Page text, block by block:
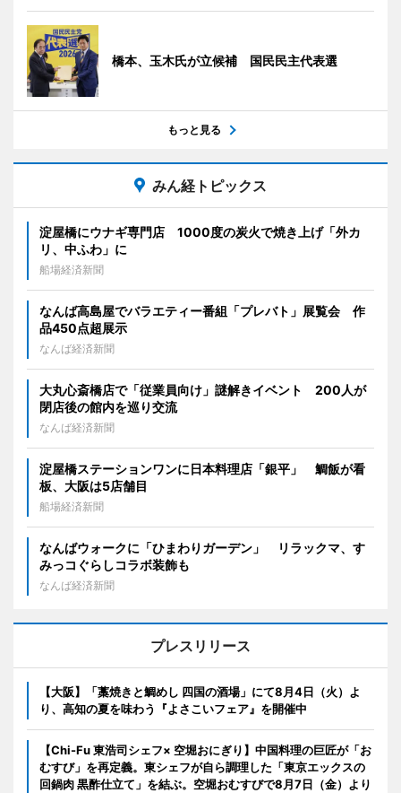
橋本、玉木氏が立候補 国民民主代表選
もっと見る
みん経トピックス
淀屋橋にウナギ専門店 1000度の炭火で焼き上げ「外カ
リ、中ふわ」に
船場経済新聞
なんば高島屋でバラエティー番組「プレバト」展覧会 作
品450点超展示
なんば経済新聞
大丸心斎橋店で「従業員向け」謎解きイベント 200人が
閉店後の館内を巡り交流
なんば経済新聞
淀屋橋ステーションワンに日本料理店「銀平」 鯛飯が看
板、大阪は5店舗目
船場経済新聞
なんばウォークに「ひまわりガーデン」 リラックマ、す
みっコぐらしコラボ装飾も
なんば経済新聞
プレスリリース
【大阪】「藁焼きと鯛めし 四国の酒場」にて8月4日（火）よ
り、高知の夏を味わう『よさこいフェア』を開催中
【Chi-Fu 東浩司シェフ× 空堀おにぎり】中国料理の巨匠が「お
むすび」を再定義。東シェフが自ら調理した「東京エックスの
回鍋肉 黒酢仕立て」を結ぶ。空堀おむすびで8月7日（金）より